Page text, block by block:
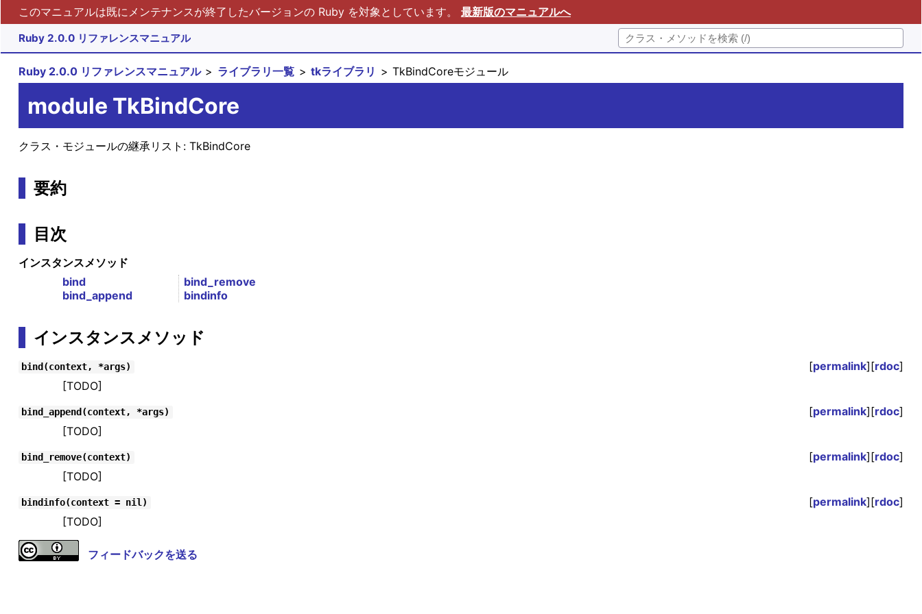
このマニュアルは既にメンテナンスが終了したバージョンの Ruby を対象としています。 最新版のマニュアルへ
Ruby 2.0.0 リファレンスマニュアル
Ruby 2.0.0 リファレンスマニュアル ライブラリ一覧 tkライブラリ TkBindCoreモジュール
module TkBindCore
クラス・モジュールの継承リスト: TkBindCore
要約
目次
インスタンスメソッド
bind
bind_append
bind_remove
bindinfo
インスタンスメソッド
bind(context, *args) [permalink][rdoc]
[TODO]
bind_append(context, *args) [permalink][rdoc]
[TODO]
bind_remove(context) [permalink][rdoc]
[TODO]
bindinfo(context = nil) [permalink][rdoc]
[TODO]
フィードバックを送る